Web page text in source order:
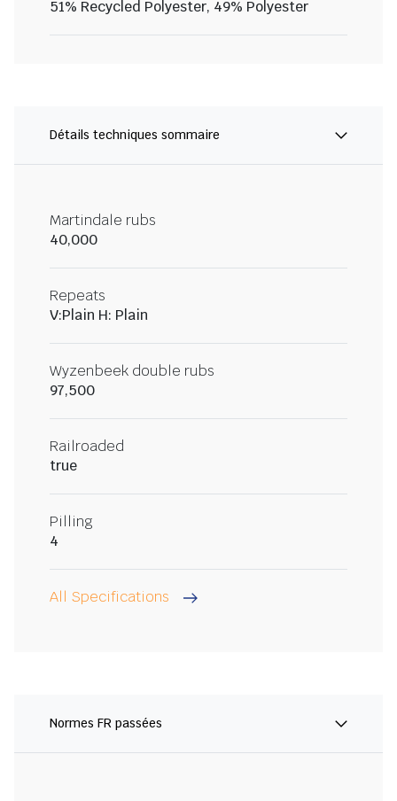
51% Recycled Polyester, 49% Polyester
Détails techniques sommaire
Martindale rubs
40,000
Repeats
V:Plain H: Plain
Wyzenbeek double rubs
97,500
Railroaded
true
Pilling
4
All Specifications
Normes FR passées